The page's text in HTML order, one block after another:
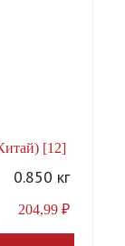
[12]
0.850 кг
204,99 ₽